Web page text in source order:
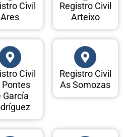
Civil
Ares
Registro Civil
Arteixo
Civil
Pontes
García
Registro Civil
As Somozas